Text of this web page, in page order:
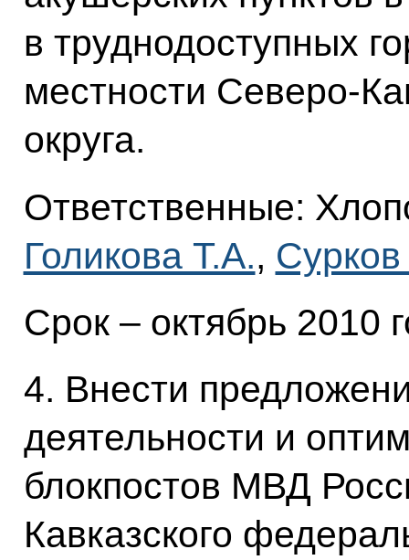
в труднодоступных
местности Северо-
округа.
Ответственные:
Голикова Т.А.,
Срок – октябрь 2010
4. Внести
деятельности и
блокпостов МВД
Кавказского